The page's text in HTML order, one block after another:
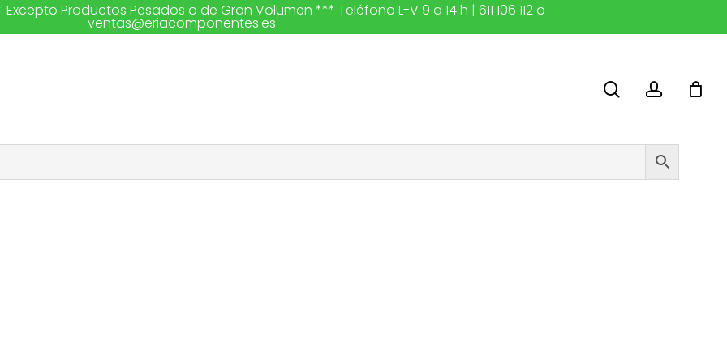
Productos Pesados o de Gran Volumen *** Teléfono L-V 9 a 14 h | 611 106 112 o
ventas@eriacomponentes.es
searchaccount